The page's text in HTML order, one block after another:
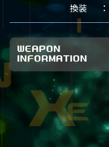
換装
WEAPON
INFORMATION